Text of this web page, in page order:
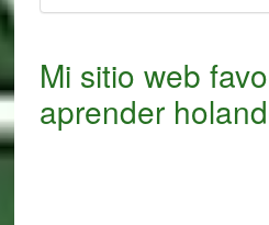
Mi sitio web
aprender